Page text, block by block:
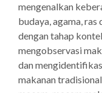
mengenalkan
budaya, agama,
dengan tahap
mengobservasi
dan
makanan